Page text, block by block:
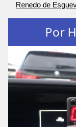
Renedo de
Por